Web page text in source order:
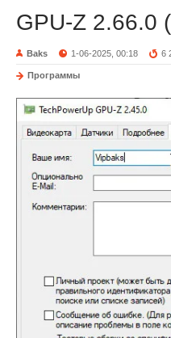
GPU-Z 2.66.0
Baks 1-06-2025, 00:18 6
Программы